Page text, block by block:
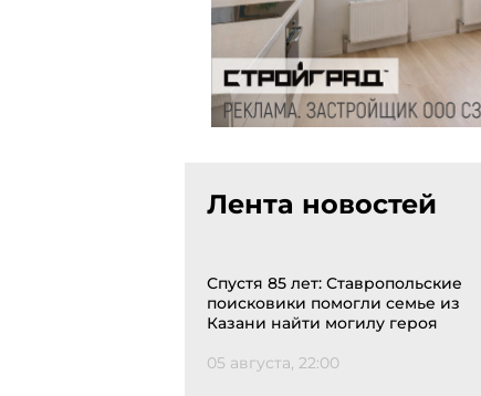
Лента новостей
Спустя 85 лет: Ставропольские
поисковики помогли семье из
Казани найти могилу героя
05 августа, 22:00